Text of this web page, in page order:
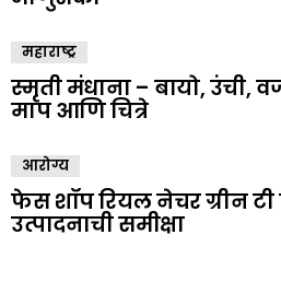
महाराष्ट्र
स्मृती मंधाना – बायो, उंची,
माप आणि चित्रे
आरोग्य
फेस शॉप रियल नेचर ग्रीन
उत्पादनाची समीक्षा